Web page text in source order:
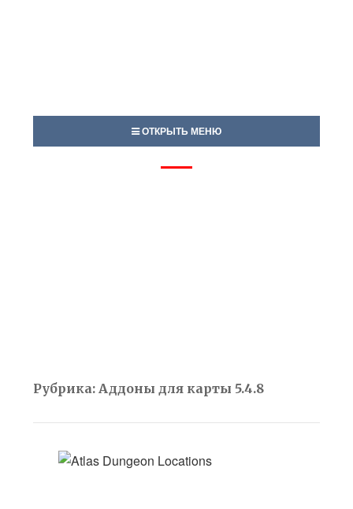
ОТКРЫТЬ МЕНЮ
Рубрика:Аддоны для карты 5.4.8